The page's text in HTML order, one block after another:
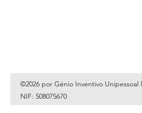
©2026 por Génio Inventivo Unipessoal
NIF: 508075670